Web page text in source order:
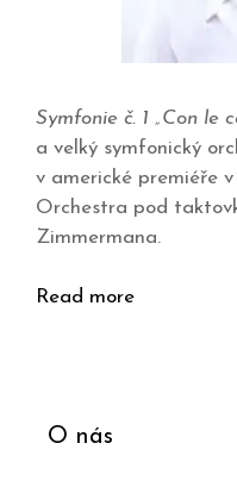
Symfonie č. 1 „Con le
a velký symfonický
v americké premiéře
Orchestra pod
Zimmermana.
Read more
O nás